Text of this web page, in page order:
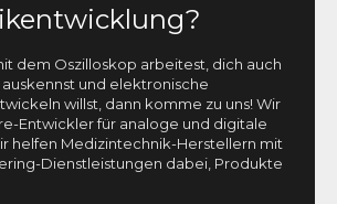
dem Oszilloskop arbeitest, dich auch
auskennst und elektronische
willst, dann komme zu uns! Wir
Entwickler für analoge und digitale
helfen Medizintechnik-Herstellern mit
Dienstleistungen dabei, Produkte